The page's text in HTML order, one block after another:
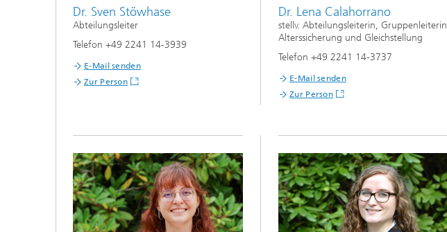
Process Mining
Dr. Sven Stöwhase
Abteilungsleiter
Telefon +49 2241 14-3939
E-Mail senden
Zur Person
Dr. Lena Calahorrano
stellv. Abteilungsleiterin, Gruppenleiterin
Alterssicherung und Gleichstellung
Telefon +49 2241 14-3737
E-Mail senden
Zur Person